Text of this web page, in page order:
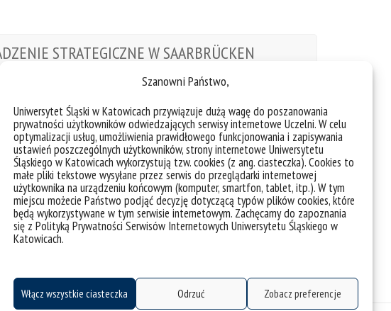
Szanowni Państwo,
Uniwersytet Śląski w Katowicach przywiązuje dużą wagę do poszanowania
prywatności użytkowników odwiedzających serwisy internetowe Uczelni. W celu
optymalizacji usług, umożliwienia prawidłowego funkcjonowania i zapisywania
ustawień poszczególnych użytkowników, strony internetowe Uniwersytetu
Śląskiego w Katowicach wykorzystują tzw. cookies (z ang. ciasteczka). Cookies to
małe pliki tekstowe wysyłane przez serwis do przeglądarki internetowej
użytkownika na urządzeniu końcowym (komputer, smartfon, tablet, itp.). W tym
miejscu możecie Państwo podjąć decyzję dotyczącą typów plików cookies, które
będą wykorzystywane w tym serwisie internetowym. Zachęcamy do zapoznania
się z Polityką Prywatności Serwisów Internetowych Uniwersytetu Śląskiego w
Katowicach.
Włącz wszystkie ciasteczka Odrzuć Zobacz preferencje
STRATEGICZNE W SAARBRÜCKEN
Based and Intelligent Information &
and Intelligent Systems (CFIS2022)
Recognition Systems” (CORES2019)